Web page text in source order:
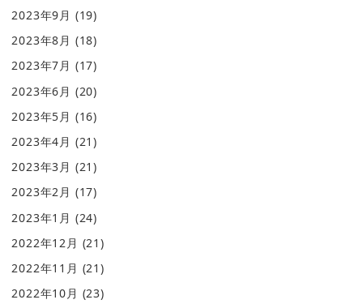
2023年9月 (19)
2023年8月 (18)
2023年7月 (17)
2023年6月 (20)
2023年5月 (16)
2023年4月 (21)
2023年3月 (21)
2023年2月 (17)
2023年1月 (24)
2022年12月 (21)
2022年11月 (21)
2022年10月 (23)